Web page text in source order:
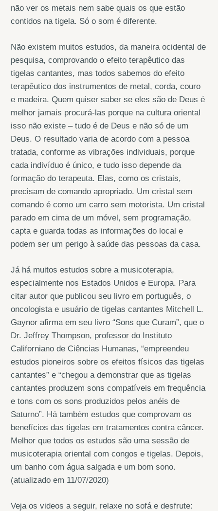
não ver os metais nem sabe quais os que estão
contidos na tigela. Só o som é diferente.
Não existem muitos estudos, da maneira ocidental de
pesquisa, comprovando o efeito terapêutico das
tigelas cantantes, mas todos sabemos do efeito
terapêutico dos instrumentos de metal, corda, couro
e madeira. Quem quiser saber se eles são de Deus é
melhor jamais procurá-las porque na cultura oriental
isso não existe – tudo é de Deus e não só de um
Deus. O resultado varia de acordo com a pessoa
tratada, conforme as vibrações individuais, porque
cada indivíduo é único, e tudo isso depende da
formação do terapeuta. Elas, como os cristais,
precisam de comando apropriado. Um cristal sem
comando é como um carro sem motorista. Um cristal
parado em cima de um móvel, sem programação,
capta e guarda todas as informações do local e
podem ser um perigo à saúde das pessoas da casa.
Já há muitos estudos sobre a musicoterapia,
especialmente nos Estados Unidos e Europa. Para
citar autor que publicou seu livro em português, o
oncologista e usuário de tigelas cantantes Mitchell L.
Gaynor afirma em seu livro “Sons que Curam”, que o
Dr. Jeffrey Thompson, professor do Instituto
Californiano de Ciências Humanas, “empreendeu
estudos pioneiros sobre os efeitos físicos das tigelas
cantantes” e “chegou a demonstrar que as tigelas
cantantes produzem sons compatíveis em frequência
e tons com os sons produzidos pelos anéis de
Saturno”. Há também estudos que comprovam os
benefícios das tigelas em tratamentos contra câncer.
Melhor que todos os estudos são uma sessão de
musicoterapia oriental com congos e tigelas. Depois,
um banho com água salgada e um bom sono.
(atualizado em 11/07/2020)
Veja os videos a seguir, relaxe no sofá e desfrute: